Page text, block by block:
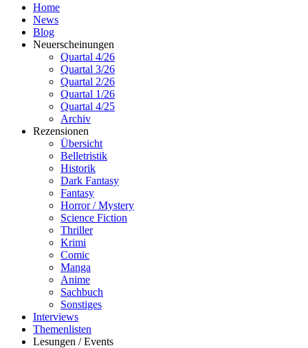
Home
News
Blog
Neuerscheinungen
Quartal 4/26
Quartal 3/26
Quartal 2/26
Quartal 1/26
Quartal 4/25
Archiv
Rezensionen
Übersicht
Belletristik
Historik
Dark Fantasy
Fantasy
Horror / Mystery
Science Fiction
Thriller
Krimi
Comic
Manga
Anime
Sachbuch
Sonstiges
Interviews
Themenlisten
Lesungen / Events